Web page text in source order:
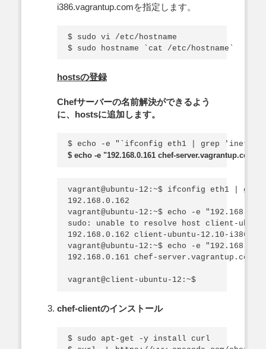
i386.vagrantup.comを指定します。
$ sudo vi /etc/hostname
hostsの登録
Chefサーバーの名前解決ができるよう
に、hostsに追加します。
$ echo -e "192.168.0.161 chef-server.vagrantup.com
vagrant@ubuntu-12:~$ ifconfig eth1 |
192.168.0.162
vagrant@ubuntu-12:~$ echo -e
sudo: unable to resolve host client-
192.168.0.162 client-ubuntu-12.10-
vagrant@ubuntu-12:~$ echo -e
192.168.0.161 chef-server.vagrantup.com
chef-clientのインストール
$ sudo apt-get -y install curl